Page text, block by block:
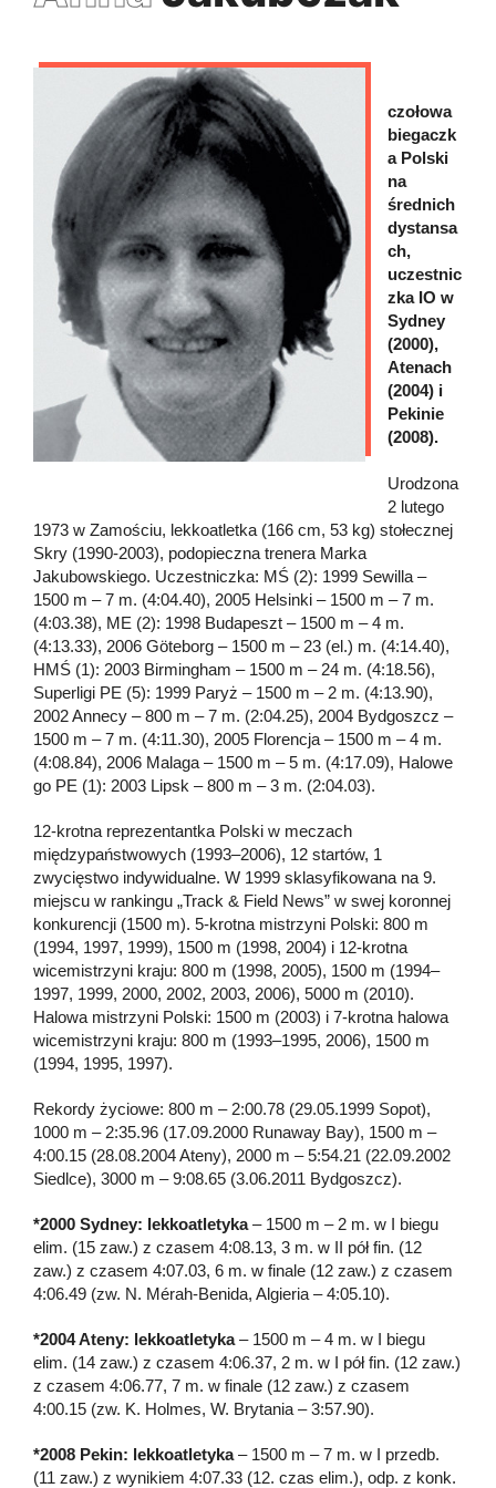
czołowa
biegaczk
a Polski
na
średnich
dystansa
ch,
uczestnic
zka IO w
Sydney
(2000),
Atenach
(2004) i
Pekinie
(2008).
Urodzona
2 lutego
1973 w Zamościu, lekkoatletka (166 cm, 53 kg) stołecznej
Skry (1990-2003), podopieczna trenera Marka
Jakubowskiego. Uczestniczka: MŚ (2): 1999 Sewilla –
1500 m – 7 m. (4:04.40), 2005 Helsinki – 1500 m – 7 m.
(4:03.38), ME (2): 1998 Budapeszt – 1500 m – 4 m.
(4:13.33), 2006 Göteborg – 1500 m – 23 (el.) m. (4:14.40),
HMŚ (1): 2003 Birmingham – 1500 m – 24 m. (4:18.56),
Superligi PE (5): 1999 Paryż – 1500 m – 2 m. (4:13.90),
2002 Annecy – 800 m – 7 m. (2:04.25), 2004 Bydgoszcz –
1500 m – 7 m. (4:11.30), 2005 Florencja – 1500 m – 4 m.
(4:08.84), 2006 Malaga – 1500 m – 5 m. (4:17.09), Halowe
go PE (1): 2003 Lipsk – 800 m – 3 m. (2:04.03).
12-krotna reprezentantka Polski w meczach
międzypaństwowych (1993–2006), 12 startów, 1
zwycięstwo indywidualne. W 1999 sklasyfikowana na 9.
miejscu w rankingu „Track & Field News” w swej koronnej
konkurencji (1500 m). 5-krotna mistrzyni Polski: 800 m
(1994, 1997, 1999), 1500 m (1998, 2004) i 12-krotna
wicemistrzyni kraju: 800 m (1998, 2005), 1500 m (1994–
1997, 1999, 2000, 2002, 2003, 2006), 5000 m (2010).
Halowa mistrzyni Polski: 1500 m (2003) i 7-krotna halowa
wicemistrzyni kraju: 800 m (1993–1995, 2006), 1500 m
(1994, 1995, 1997).
Rekordy życiowe: 800 m – 2:00.78 (29.05.1999 Sopot),
1000 m – 2:35.96 (17.09.2000 Runaway Bay), 1500 m –
4:00.15 (28.08.2004 Ateny), 2000 m – 5:54.21 (22.09.2002
Siedlce), 3000 m – 9:08.65 (3.06.2011 Bydgoszcz).
*2000 Sydney: lekkoatletyka– 1500 m – 2 m. w I biegu
elim. (15 zaw.) z czasem 4:08.13, 3 m. w II pół fin. (12
zaw.) z czasem 4:07.03, 6 m. w finale (12 zaw.) z czasem
4:06.49 (zw. N. Mérah-Benida, Algieria – 4:05.10).
*2004 Ateny: lekkoatletyka– 1500 m – 4 m. w I biegu
elim. (14 zaw.) z czasem 4:06.37, 2 m. w I pół fin. (12 zaw.)
z czasem 4:06.77, 7 m. w finale (12 zaw.) z czasem
4:00.15 (zw. K. Holmes, W. Brytania – 3:57.90).
*2008 Pekin: lekkoatletyka– 1500 m – 7 m. w I przedb.
(11 zaw.) z wynikiem 4:07.33 (12. czas elim.), odp. z konk.